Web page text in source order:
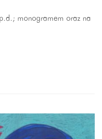
monogramem oraz na